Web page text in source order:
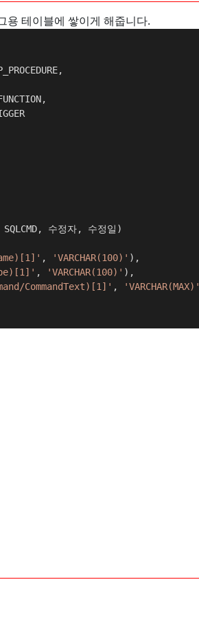
용 테이블에 쌓이게 해줍니다.
수정자, 수정일)
, 'VARCHAR(100)' ),
, 'VARCHAR(100)' ),
CommandText)[1]' , 'VARCHAR(MAX)'